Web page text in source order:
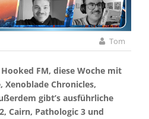
Tom
FM, diese Woche mit
Xenoblade Chronicles,
gibt’s ausführliche
Cairn, Pathologic 3 und